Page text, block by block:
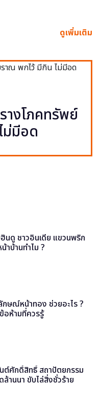
ดูเพิ่มเติม
างโภคทรัพย์
ม่มีอด
นดู ชาวอินเดีย แขวนพริก
าบ้านทำไม ?
กษณ์หน้าทอง ช่วยอะไร ?
อห้ามที่ควรรู้
ต์ศักดิ์สิทธิ์ สถาปัตยกรรม
ล้านนา ขับไล่สิ่งชั่วร้าย